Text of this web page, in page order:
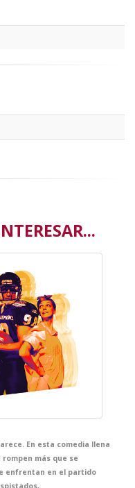
En esta comedia llena
más que se
enfrentan en el partido